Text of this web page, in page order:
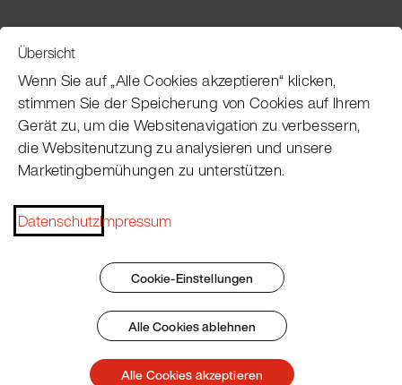
Pacojet Newsletter
Möchten Sie regelmäßig über Neuigkeiten,
Laufenden bleiben?
Jetzt abonnieren
Übersicht
Wenn Sie auf „Alle Cookies akzeptieren“ klicken,
stimmen Sie der Speicherung von Cookies auf Ihrem
Gerät zu, um die Websitenavigation zu verbessern,
die Websitenutzung zu analysieren und unsere
Marketingbemühungen zu unterstützen.
DatenschutzImpressum
Cookie-Einstellungen
Alle Cookies ablehnen
Alle Cookies akzeptieren